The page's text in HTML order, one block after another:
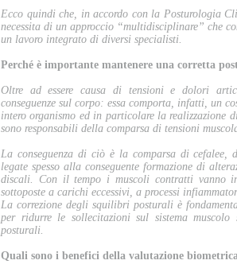
Ecco quindi che, in accordo con la Posturologia
necessita di un approccio “multidisciplinare” che
un lavoro integrato di diversi specialisti.
Perché è importante mantenere una corretta
Oltre ad essere causa di tensioni e dolori
conseguenze sul corpo: essa comporta, infatti, un
intero organismo ed in particolare la
sono responsabili della comparsa di tensioni
La conseguenza di ciò è la comparsa di cefalee,
legate spesso alla conseguente formazione di
discali. Con il tempo i muscoli contratti vanno
sottoposte a carichi eccessivi, a processi
La correzione degli squilibri posturali è
per ridurre le sollecitazioni sul sistema
posturali.
Quali sono i benefici della valutazione